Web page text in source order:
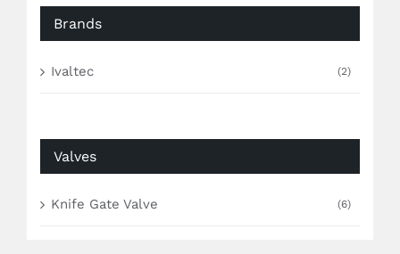
Brands
Ivaltec (2)
Valves
Knife Gate Valve (6)